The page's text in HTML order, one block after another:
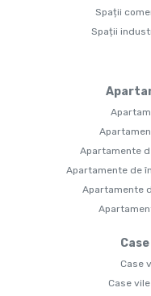
Spații
Spații
Apartamente
Apartamente de
Apartamente
Case
Case